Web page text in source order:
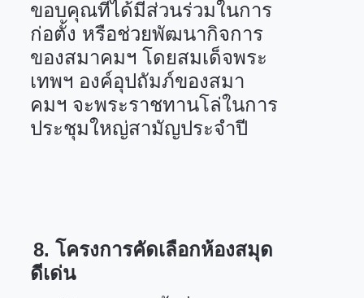
ขอบคุณที่ได้มีส่วนร่วมในการ
ก่อตั้ง หรือช่วยพัฒนากิจการ
ของสมาคมฯ โดยสมเด็จพระ
เทพฯ องค์อุปถัมภ์ของสมา
คมฯ จะพระราชทานโล่ในการ
ประชุมใหญ่สามัญประจำปี
8. โครงการคัดเลือกห้องสมุด
ดีเด่น